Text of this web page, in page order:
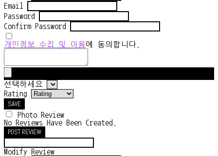
Email
Password
Confirm Password
개인정보 수집 및 이용에 동의합니다.
선택하세요
Rating
SAVE
Photo Review
No Reviews Have Been Created.
POST REVIEW
Modify Review